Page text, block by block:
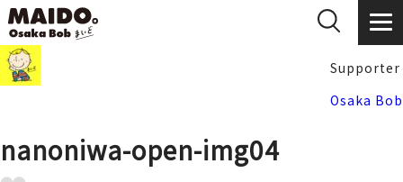
Supporter
Osaka Bob
nanoniwa-open-img04